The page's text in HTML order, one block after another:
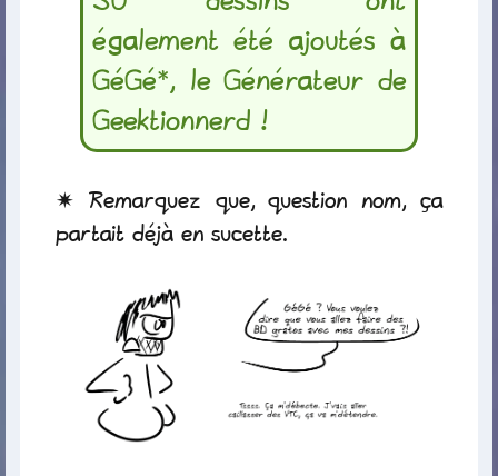
également été ajoutés à
GéGé*, le Générateur de
Geektionnerd !
Remarquez que, question nom, ça
partait déjà en sucette.